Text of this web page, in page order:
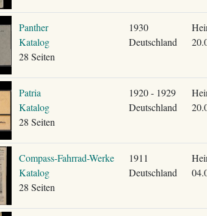
Panther
Katalog
28 Seiten
1930
Deutschland
Patria
Katalog
28 Seiten
1920 - 1929
Deutschland
Compass-Fahrrad-Werke
Katalog
28 Seiten
1911
Deutschland